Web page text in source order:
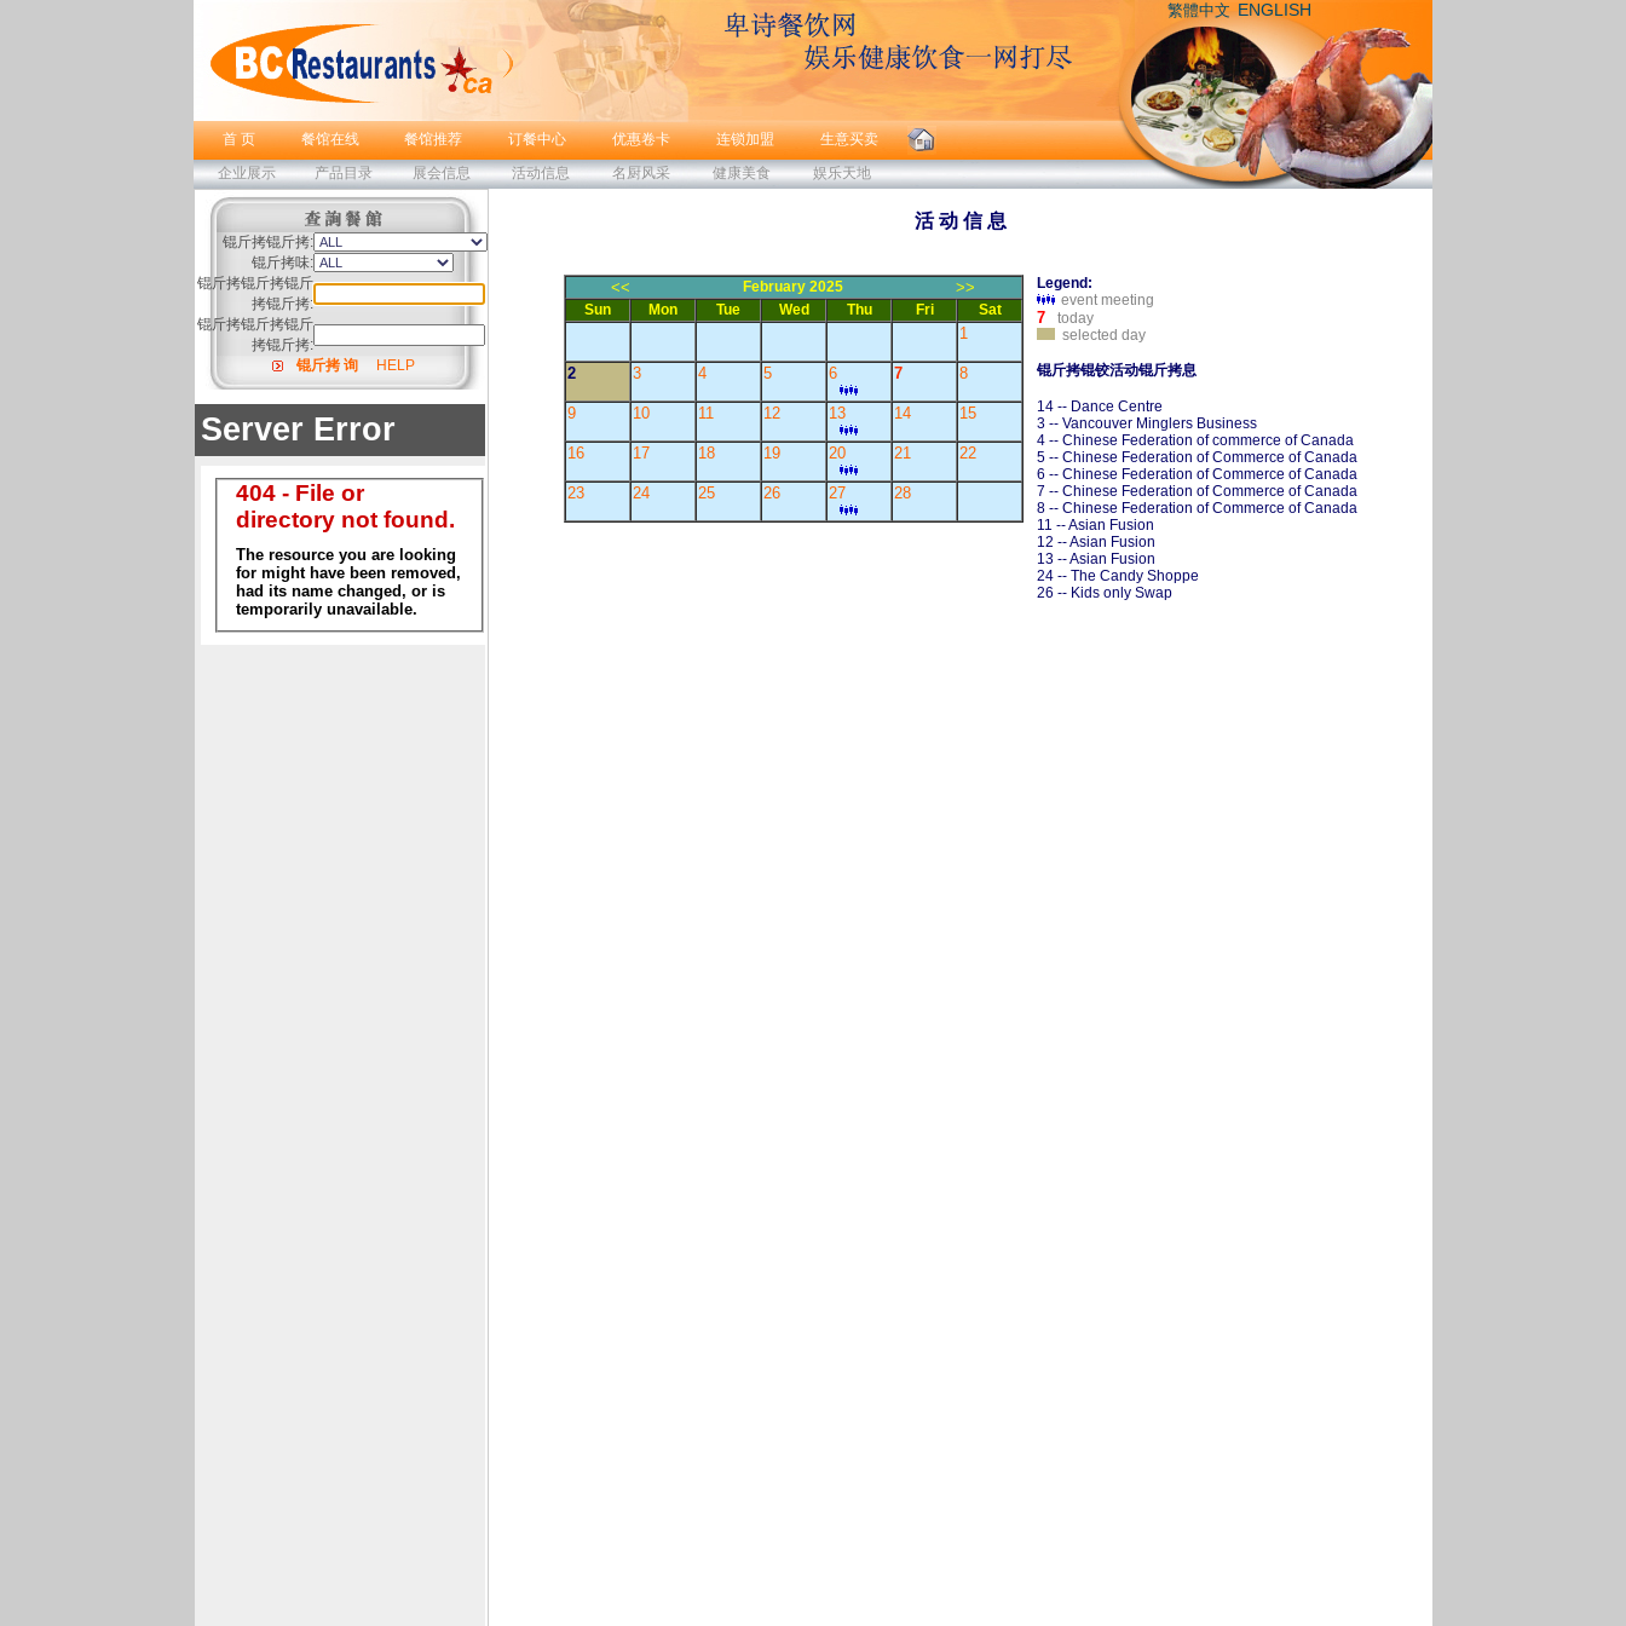
繁體中文 ENGLISH
首 页 餐馆在线 餐馆推荐 订餐中心 优惠卷卡 连锁加盟
生意买卖
企业展示
产品目录 展会信息 活动信息 名厨风采 健康美食 娱乐天地
锟斤拷锟斤拷:
锟斤拷味:
锟斤拷锟斤拷锟斤
拷锟斤拷:
锟斤拷锟斤拷锟斤
拷锟斤拷:
锟斤拷 询
HELP
活 动 信 息
<< February 2025 >>
Sun Mon Tue Wed Thu Fri Sat
1
2 3 4 5 6 7 8
9 10 11 12 13 14 15
16 17 18 19 20 21 22
23 24 25 26 27 28
Legend:
event meeting
7
today
selected day
锟斤拷锟铰活动锟斤拷息
14 -- Dance Centre
3 -- Vancouver Minglers Business
4 -- Chinese Federation of commerce of Canada
5 -- Chinese Federation of Commerce of Canada
6 -- Chinese Federation of Commerce of Canada
7 -- Chinese Federation of Commerce of Canada
8 -- Chinese Federation of Commerce of Canada
11 -- Asian Fusion
12 -- Asian Fusion
13 -- Asian Fusion
24 -- The Candy Shoppe
26 -- Kids only Swap